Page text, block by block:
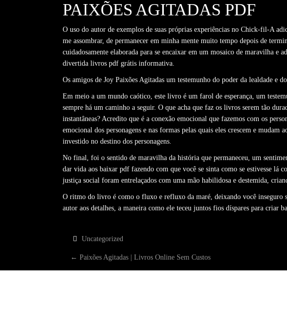
PAIXÕES AGITADAS PDF
O uso do autor de exemplos de suas próprias experiências no Chick-fil-A
me assombrar, de permanecer em minha mente muito tempo depois de
cuidadosamente elaborada para se encaixar em um mosaico de maravilha
divertida livros pdf grátis informativa.
Os amigos de Joy Paixões Agitadas um testemunho do poder da lealdade e
Em meio a um mundo caótico, este livro é um farol de esperança, um
sempre há um caminho a seguir. O que acha que faz os livros serem tão
instantâneas? Acredito que é a conexão emocional que fazemos com os
emocional dos personagens e nas formas pelas quais eles crescem e
investido no destino dos personagens.
No final, foi o sentido de maravilha da história que permaneceu, um
dar vida aos baixar pdf fazendo com que você se sinta como se estivesse lá
justiça social foram entrelaçados com uma mão habilidosa e destemida,
O ritmo do livro é como o fluxo e refluxo da maré, deixando você inseguro
autor aos detalhes, a maneira como ele teceu juntos fios díspares para criar
Uncategorized
P
← Paixões Agitadas | Livros Online Sem Custos